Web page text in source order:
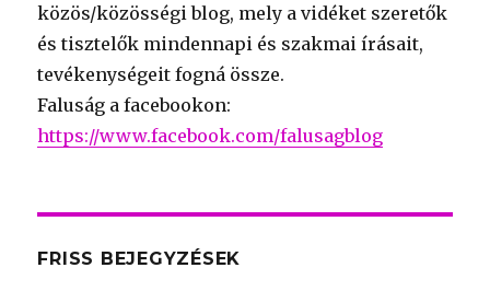
közös/közösségi blog, mely a vidéket szeretők
és tisztelők mindennapi és szakmai írásait,
tevékenységeit fogná össze.
Faluság a facebookon:
https://www.facebook.com/falusagblog
FRISS BEJEGYZÉSEK